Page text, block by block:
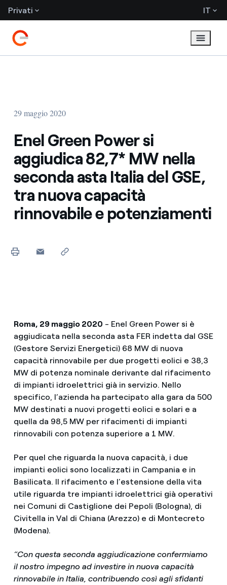
Privati IT
29 maggio 2020
Enel Green Power si
aggiudica 82,7* MW nella
seconda asta Italia del GSE,
tra nuova capacità
rinnovabile e potenziamenti
Roma, 29 maggio 2020 - Enel Green Power si è
aggiudicata nella seconda asta FER indetta dal GSE
(Gestore Servizi Energetici) 68 MW di nuova
capacità rinnovabile per due progetti eolici e 38,3
MW di potenza nominale derivante dal rifacimento
di impianti idroelettrici già in servizio. Nello
specifico, l’azienda ha partecipato alla gara da 500
MW destinati a nuovi progetti eolici e solari e a
quella da 98,5 MW per rifacimenti di impianti
rinnovabili con potenza superiore a 1 MW.
Per quel che riguarda la nuova capacità, i due
impianti eolici sono localizzati in Campania e in
Basilicata. Il rifacimento e l’estensione della vita
utile riguarda tre impianti idroelettrici già operativi
nei Comuni di Castiglione dei Pepoli (Bologna), di
Civitella in Val di Chiana (Arezzo) e di Montecreto
(Modena).
“Con questa seconda aggiudicazione confermiamo
il nostro impegno ad investire in nuova capacità
rinnovabile in Italia, contribuendo così agli sfidanti